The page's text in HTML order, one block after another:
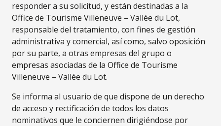
responder a su solicitud, y están destinadas a la
Office de Tourisme Villeneuve – Vallée du Lot,
responsable del tratamiento, con fines de gestión
administrativa y comercial, así como, salvo oposición
por su parte, a otras empresas del grupo o
empresas asociadas de la Office de Tourisme
Villeneuve – Vallée du Lot.
Se informa al usuario de que dispone de un derecho
de acceso y rectificación de todos los datos
nominativos que le conciernen dirigiéndose por